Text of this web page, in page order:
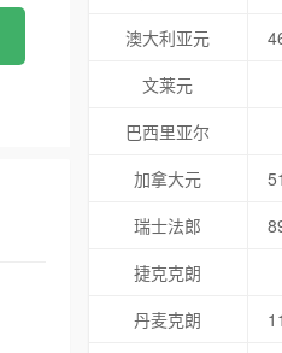
澳大利亚元
文莱元
巴西里亚尔
加拿大元
瑞士法郎
捷克克朗
丹麦克朗